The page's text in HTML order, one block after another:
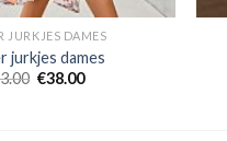
JURKJES DAMES
jurkjes dames
€38.00